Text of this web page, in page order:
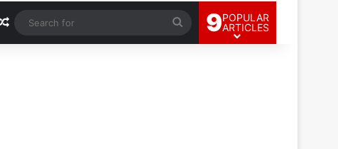
Random Article
Search
for
9POPULAR
ARTICLES